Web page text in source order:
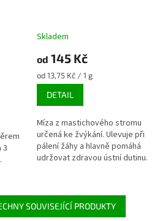
3
Skladem
od 145 Kč
Měrná
cena:
od 13,75 Kč / 1 g
DETAIL
Míza z mastichového stromu
určená ke žvýkání. Ulevuje při
pálení žáhy a hlavně pomáhá
udržovat zdravou ústní dutinu.
SOUVISEJÍCÍ PRODUKTY